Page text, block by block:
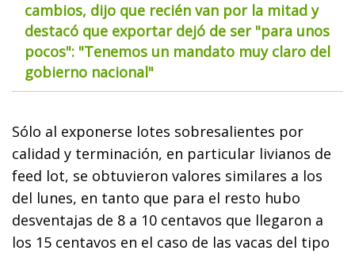
cambios, dijo que recién van por la mitad y
destacó que exportar dejó de ser "para unos
pocos": "Tenemos un mandato muy claro del
gobierno nacional"
Sólo al exponerse lotes sobresalientes por
calidad y terminación, en particular livianos de
feed lot, se obtuvieron valores similares a los
del lunes, en tanto que para el resto hubo
desventajas de 8 a 10 centavos que llegaron a
los 15 centavos en el caso de las vacas del tipo